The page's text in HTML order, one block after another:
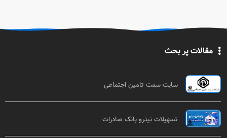
مقالات پر بحث
سایت سمت تامین اجتماعی
تسهیلات نیترو بانک صادرات